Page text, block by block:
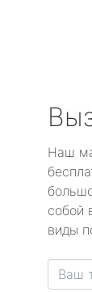
Наш
собой
виды